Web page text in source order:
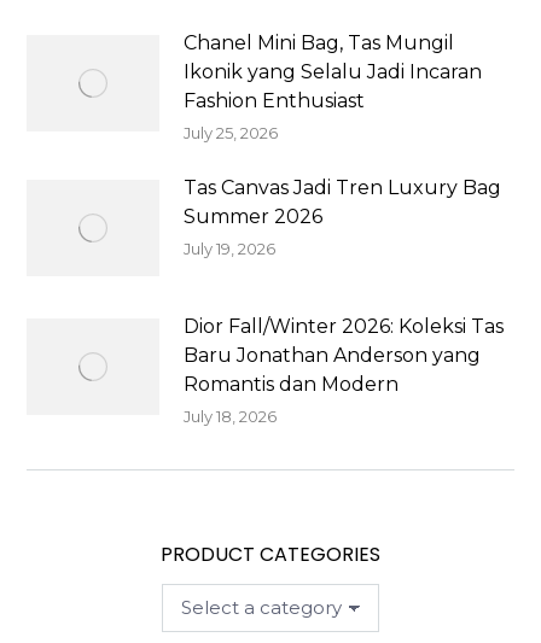
Chanel Mini Bag, Tas Mungil
Ikonik yang Selalu Jadi Incaran
Fashion Enthusiast
July 25, 2026
Tas Canvas Jadi Tren Luxury Bag
Summer 2026
July 19, 2026
Dior Fall/Winter 2026: Koleksi Tas
Baru Jonathan Anderson yang
Romantis dan Modern
July 18, 2026
PRODUCT CATEGORIES